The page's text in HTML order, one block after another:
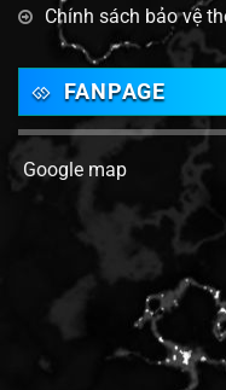
Chính sách bảo vệ
FANPAGE
Google map